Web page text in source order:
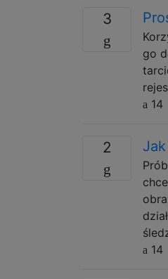
3
go
14
2
14